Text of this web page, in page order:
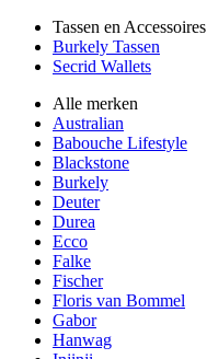
Tassen en Accessoires
Burkely Tassen
Secrid Wallets
Alle merken
Australian
Babouche Lifestyle
Blackstone
Burkely
Deuter
Durea
Ecco
Falke
Fischer
Floris van Bommel
Gabor
Hanwag